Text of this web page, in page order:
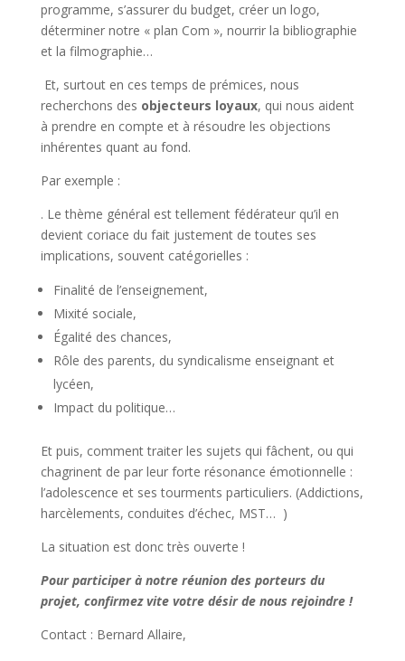
programme, s’assurer du budget, créer un logo,
déterminer notre « plan Com », nourrir la bibliographie
et la filmographie…
Et, surtout en ces temps de prémices, nous
recherchons des objecteurs loyaux, qui nous aident
à prendre en compte et à résoudre les objections
inhérentes quant au fond.
Par exemple :
. Le thème général est tellement fédérateur qu’il en
devient coriace du fait justement de toutes ses
implications, souvent catégorielles :
Finalité de l’enseignement,
Mixité sociale,
Égalité des chances,
Rôle des parents, du syndicalisme enseignant et
lycéen,
Impact du politique…
Et puis, comment traiter les sujets qui fâchent, ou qui
chagrinent de par leur forte résonance émotionnelle :
l’adolescence et ses tourments particuliers. (Addictions,
harcèlements, conduites d’échec, MST… )
La situation est donc très ouverte !
Pour participer à notre réunion des porteurs du
projet, confirmez vite votre désir de nous rejoindre !
Contact : Bernard Allaire,